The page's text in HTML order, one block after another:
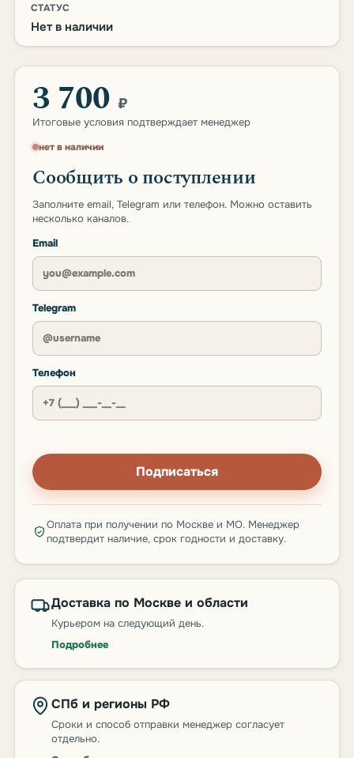
СТАТУС
Нет в наличии
3 700 ₽
Итоговые условия подтверждает менеджер
нет в наличии
Сообщить о поступлении
Заполните email, Telegram или телефон. Можно оставить
несколько каналов.
Email
Telegram
Телефон
Подписаться
Оплата при получении по Москве и МО. Менеджер
подтвердит наличие, срок годности и доставку.
Доставка по Москве и области
Курьером на следующий день.
Подробнее
СПб и регионы РФ
Сроки и способ отправки менеджер согласует
отдельно.